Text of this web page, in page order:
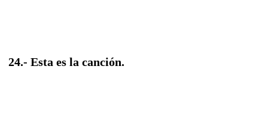
24.- Esta es la canción.